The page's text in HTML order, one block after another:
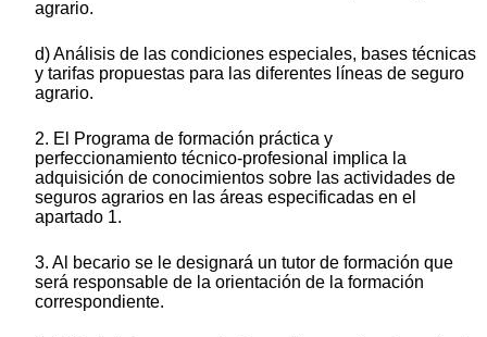
agrario.
d) Análisis de las condiciones especiales, bases técnicas
y tarifas propuestas para las diferentes líneas de seguro
agrario.
2. El Programa de formación práctica y
perfeccionamiento técnico-profesional implica la
adquisición de conocimientos sobre las actividades de
seguros agrarios en las áreas especificadas en el
apartado 1.
3. Al becario se le designará un tutor de formación que
será responsable de la orientación de la formación
correspondiente.